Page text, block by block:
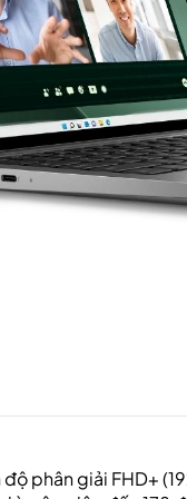
độ phân giải FHD+